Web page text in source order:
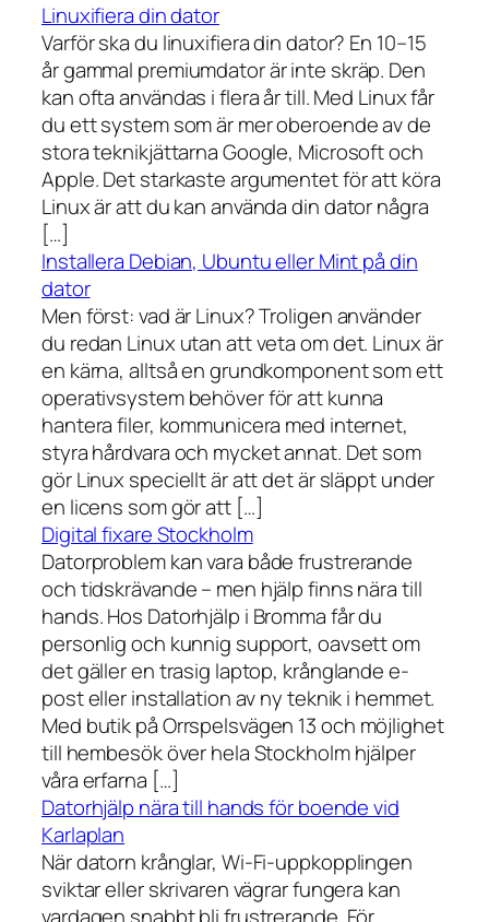
Linuxifiera din dator
Varför ska du linuxifiera din dator? En 10–15
år gammal premiumdator är inte skräp. Den
kan ofta användas i flera år till. Med Linux får
du ett system som är mer oberoende av de
stora teknikjättarna Google, Microsoft och
Apple. Det starkaste argumentet för att köra
Linux är att du kan använda din dator några
[…]
Installera Debian, Ubuntu eller Mint på din
dator
Men först: vad är Linux? Troligen använder
du redan Linux utan att veta om det. Linux är
en kärna, alltså en grundkomponent som ett
operativsystem behöver för att kunna
hantera filer, kommunicera med internet,
styra hårdvara och mycket annat. Det som
gör Linux speciellt är att det är släppt under
en licens som gör att […]
Digital fixare Stockholm
Datorproblem kan vara både frustrerande
och tidskrävande – men hjälp finns nära till
hands. Hos Datorhjälp i Bromma får du
personlig och kunnig support, oavsett om
det gäller en trasig laptop, krånglande e-
post eller installation av ny teknik i hemmet.
Med butik på Orrspelsvägen 13 och möjlighet
till hembesök över hela Stockholm hjälper
våra erfarna […]
Datorhjälp nära till hands för boende vid
Karlaplan
När datorn krånglar, Wi-Fi-uppkopplingen
sviktar eller skrivaren vägrar fungera kan